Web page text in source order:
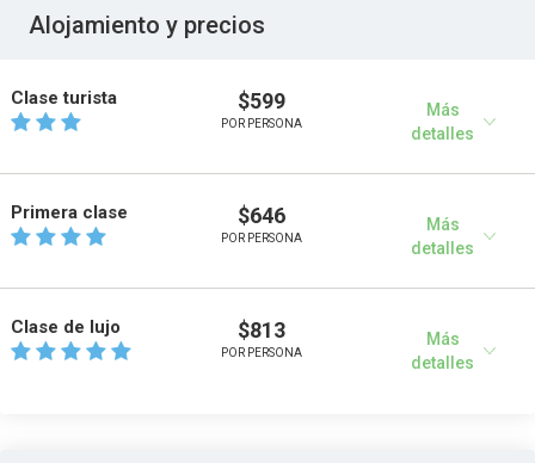
Alojamiento y precios
Clase turista $599
POR PERSONA
Más
detalles
Primera clase $646
POR PERSONA
Más
detalles
Clase de lujo $813
POR PERSONA
Más
detalles